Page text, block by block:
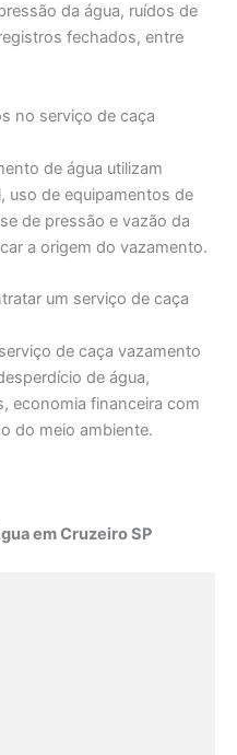
da água, ruídos de
fechados, entre
no serviço de caça
de água utilizam
uso de equipamentos de
de pressão e vazão da
a origem do vazamento.
um serviço de caça
de caça vazamento
de água,
economia financeira com
do meio ambiente.
em Cruzeiro SP